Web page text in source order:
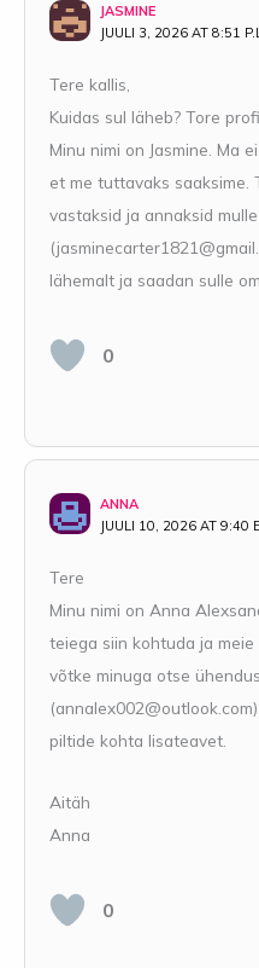
JASMINE
JUULI 3, 2026 AT 8:51
Tere kallis,
Kuidas sul läheb? Tore
Minu nimi on Jasmine. Ma
et me tuttavaks saaksime.
vastaksid ja annaksid
(
lähemalt ja saadan sulle
0
ANNA
JUULI 10, 2026 AT 9:40
Tere
Minu nimi on Anna
teiega siin kohtuda ja
võtke minuga otse
(annalex002@outlook.com
piltide kohta lisateavet.
Aitäh
Anna
0